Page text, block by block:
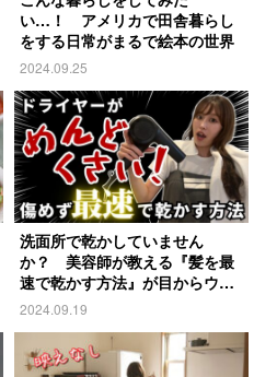
い…！ アメリカで田舎暮らし
をする日常がまるで絵本の世界
2024.09.25
洗面所で乾かしていません
か？ 美容師が教える『髪を最
速で乾かす方法』が目からウロ
コ
2024.09.19